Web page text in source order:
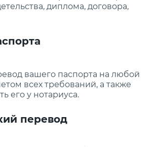
диплома, договора,
вашего паспорта на любой
всех требований, а также
его у нотариуса.
перевод